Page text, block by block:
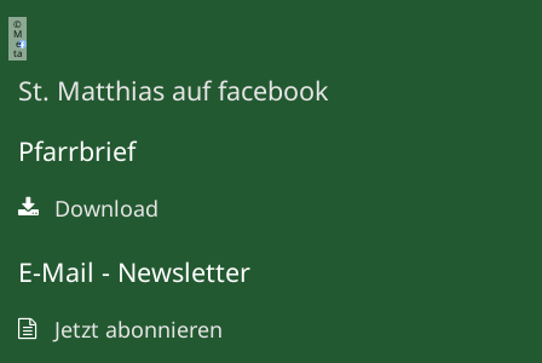
©
M
e
ta
St. Matthias auf facebook
Pfarrbrief
Download
E-Mail - Newsletter
Jetzt abonnieren